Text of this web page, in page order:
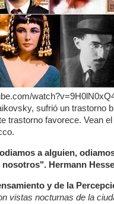
sufrió un trastorno
trastorno favorece. Vean
a alguien,
Hermann
y de la
vistas nocturnas de la